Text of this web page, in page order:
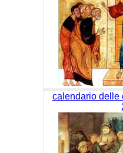
calendario delle